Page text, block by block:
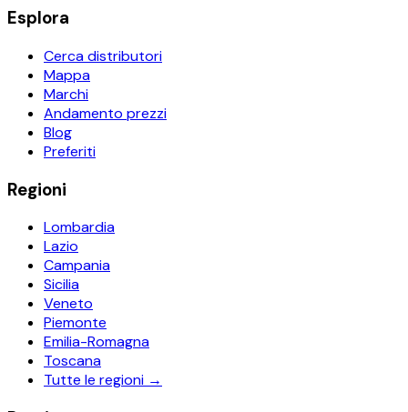
Esplora
Cerca distributori
Mappa
Marchi
Andamento prezzi
Blog
Preferiti
Regioni
Lombardia
Lazio
Campania
Sicilia
Veneto
Piemonte
Emilia-Romagna
Toscana
Tutte le regioni →